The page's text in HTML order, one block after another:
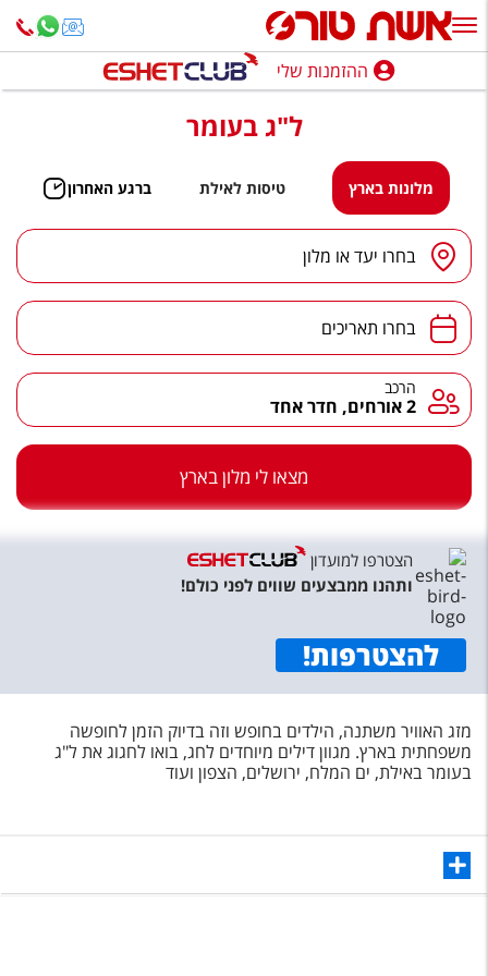
ההזמנות שלי
חופשה לפי סגנון
מלונות באילת
טיולים מאורגנים
סגנונות טיול
הרגע האחרון
מלונות בחו"ל
Русский
מגזין אשת
שירות לקוחות
טופס צור קשר
ההזמנות שלי
ל"ג בעומר
מלונות בארץ טיסות לאילת ברגע האחרון
יעד/מלון בחרו יעד או מלון
תאריכים בחרו תאריכים
הרכב הרכב
2 אורחים, חדר אחד
מצאו לי מלון בארץ
הצטרפו למועדון
ותהנו ממבצעים שווים לפני כולם!
להצטרפות!
מזג האוויר משתנה, הילדים בחופש וזה בדיוק הזמן לחופשה
משפחתית בארץ. מגוון דילים מיוחדים לחג, בואו לחגוג את ל"ג
בעומר באילת, ים המלח, ירושלים, הצפון ועוד